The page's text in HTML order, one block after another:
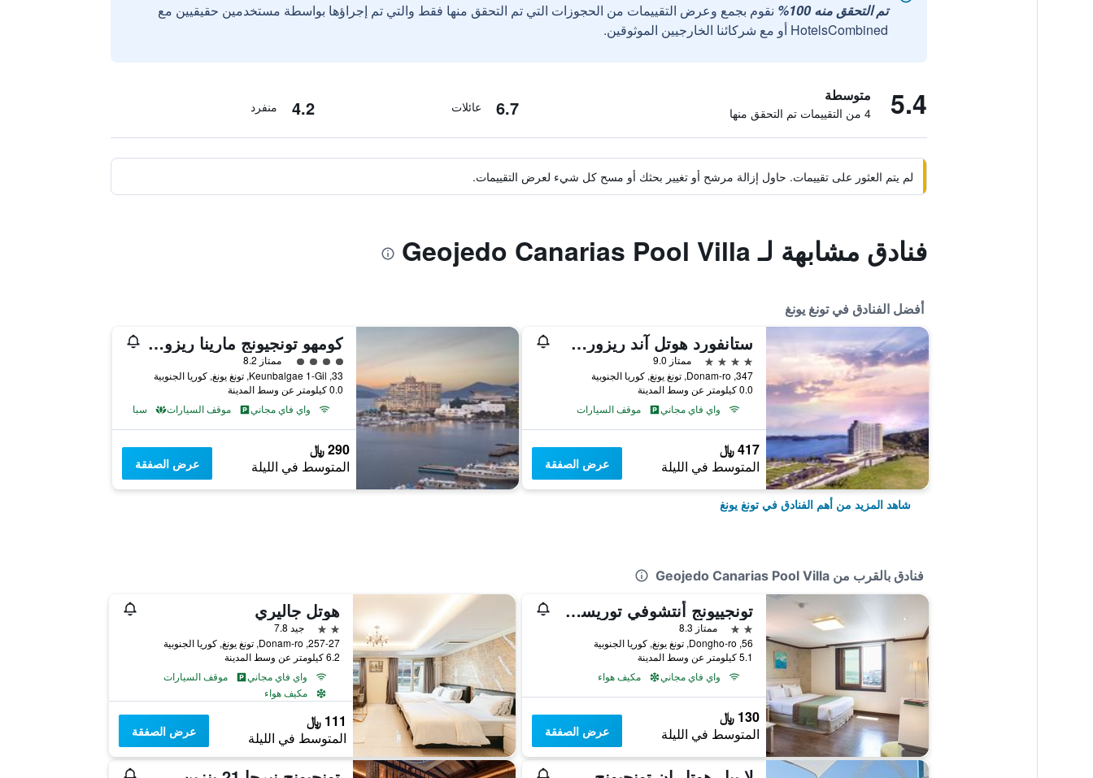
تم التحقق منه 100%
نقوم بجمع وعرض التقييمات من الحجوزات التي تم التحقق منها فقط والتي تم إجراؤها بواسطة مستخدمين حقيقيين مع
HotelsCombined أو مع شركائنا الخارجيين الموثوقين.
5.4 متوسطة
4 من التقييمات تم التحقق منها 6.7 عائلات 4.2 منفرد
لم يتم العثور على تقييمات. حاول إزالة مرشح أو تغيير بحثك أو مسح كل شيء لعرض التقييمات.
فنادق مشابهة لـ Geojedo Canarias Pool Villa
أفضل الفنادق في تونغ يونغ
ستانفورد هوتل آند ريزورت تونجيونج
4 نجوم
ممتاز 9.0
347, Donam-ro, تونغ يونغ, كوريا الجنوبية
0.0 كيلومتر عن وسط المدينة
واي فاي مجاني
موقف السيارات
417 ﷼
المتوسط في الليلة عرض الصفقة
كومهو تونجيونج مارينا ريزورت
تقييم فئة 4
ممتاز 8.2
33, Keunbalgae 1-Gil, تونغ يونغ, كوريا الجنوبية
0.0 كيلومتر عن وسط المدينة
واي فاي مجاني
موقف السيارات سبا
290 ﷼
المتوسط في الليلة عرض الصفقة
شاهد المزيد من أهم الفنادق في تونغ يونغ
فنادق بالقرب من Geojedo Canarias Pool Villa
تونجييونج أنتشوفي توريست هوتل
2 نجمتين
ممتاز 8.3
56, Dongho-ro, تونغ يونغ, كوريا الجنوبية
5.1 كيلومتر عن وسط المدينة
واي فاي مجاني
مكيف هواء
130 ﷼
المتوسط في الليلة عرض الصفقة
هوتل جاليري
2 نجمتين
جيد 7.8
257-27, Donam-ro, تونغ يونغ, كوريا الجنوبية
6.2 كيلومتر عن وسط المدينة
واي فاي مجاني
موقف السيارات
مكيف هواء
111 ﷼
المتوسط في الليلة عرض الصفقة